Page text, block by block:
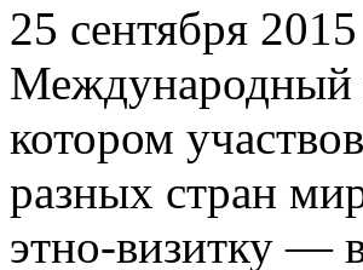
25 сентября
Международный
котором
разных стран
этно-визитку —